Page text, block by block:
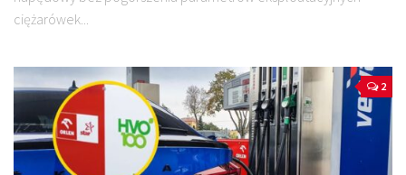
ciężarówek...
2